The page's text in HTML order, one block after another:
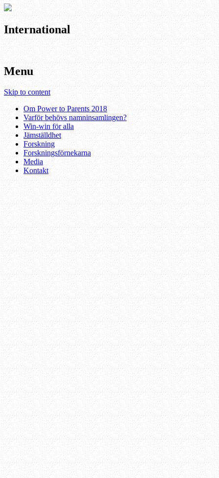
International
Menu
Skip to content
Om Power to Parents 2018
Varför behövs namninsamlingen?
Win-win för alla
Jämställdhet
Forskning
Forskningsförnekarna
Media
Kontakt